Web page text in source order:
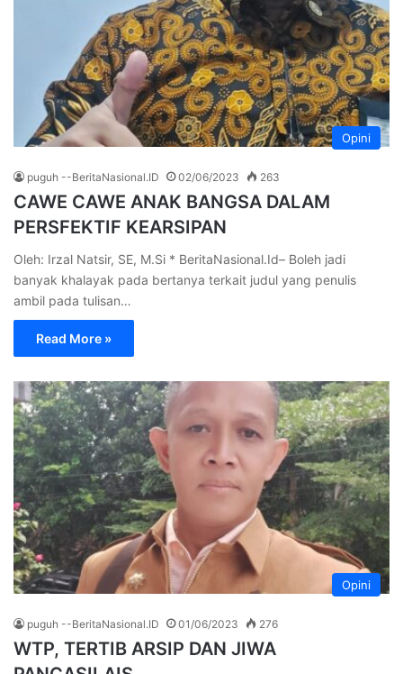
Opini
puguh --BeritaNasional.ID 02/06/2023 263
CAWE CAWE ANAK BANGSA DALAM
PERSFEKTIF KEARSIPAN
Oleh: Irzal Natsir, SE, M.Si * BeritaNasional.Id– Boleh jadi
banyak khalayak pada bertanya terkait judul yang penulis
ambil pada tulisan…
Read More »
Opini
puguh --BeritaNasional.ID 01/06/2023 276
WTP, TERTIB ARSIP DAN JIWA